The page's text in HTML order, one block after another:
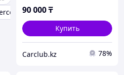
90 000₸
Купить
Carclub.kz 78%